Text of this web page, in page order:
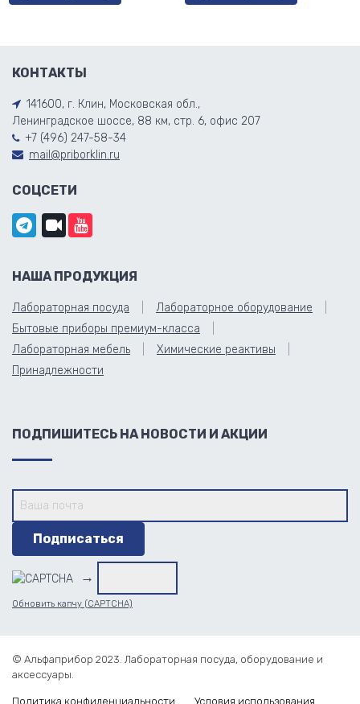
КОНТАКТЫ
141600, г. Клин, Московская обл.,
Ленинградское шоссе, 88 км, стр. 6, офис 207
+7 (496) 247-58-34
mail@priborklin.ru
СОЦСЕТИ
НАША ПРОДУКЦИЯ
Лабораторная посуда
Лабораторное оборудование
Бытовые приборы премиум-класса
Лабораторная мебель
Химические реактивы
Принадлежности
ПОДПИШИТЕСЬ НА НОВОСТИ И АКЦИИ
→
Обновить капчу (CAPTCHA)
© Альфаприбор 2023. Лабораторная посуда, оборудование и
аксессуары.
Политика конфиденциальности Условия использования